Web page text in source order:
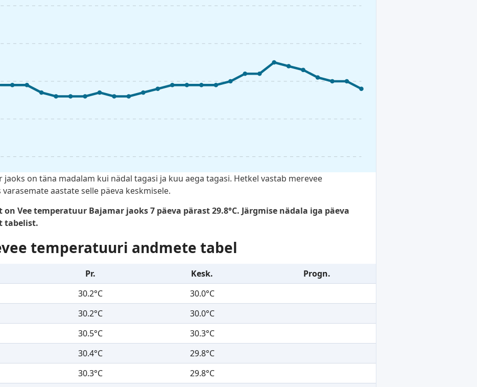
on täna madalam kui nädal tagasi ja kuu aega tagasi. Hetkel vastab merevee
aastate selle päeva keskmisele.
Vee temperatuur Bajamar jaoks 7 päeva pärast 29.8°C. Järgmise nädala iga päeva
tabelist.
temperatuuri andmete tabel
Pr. Kesk.
Progn.
30.2°C
30.0°C
30.2°C
30.0°C
30.5°C
30.3°C
30.4°C
29.8°C
30.3°C
29.8°C